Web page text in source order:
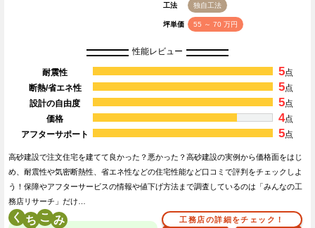
工法 独自工法
坪単価 55 ～ 70 万円
性能レビュー
耐震性 5点
断熱/省エネ性
5点
設計の自由度
5点
価格
4点
アフターサポート
5点
高砂建設で注文住宅を建てて良かった？悪かった？高砂建設の実例から価格面をはじ
め、耐震性や気密断熱性、省エネ性などの住宅性能など口コミで評判をチェックしよ
う！保障やアフターサービスの情報や値下げ方法まで調査しているのは「みんなの工
務店リサーチ」だけ…
く こ 工務店の詳細をチェック！